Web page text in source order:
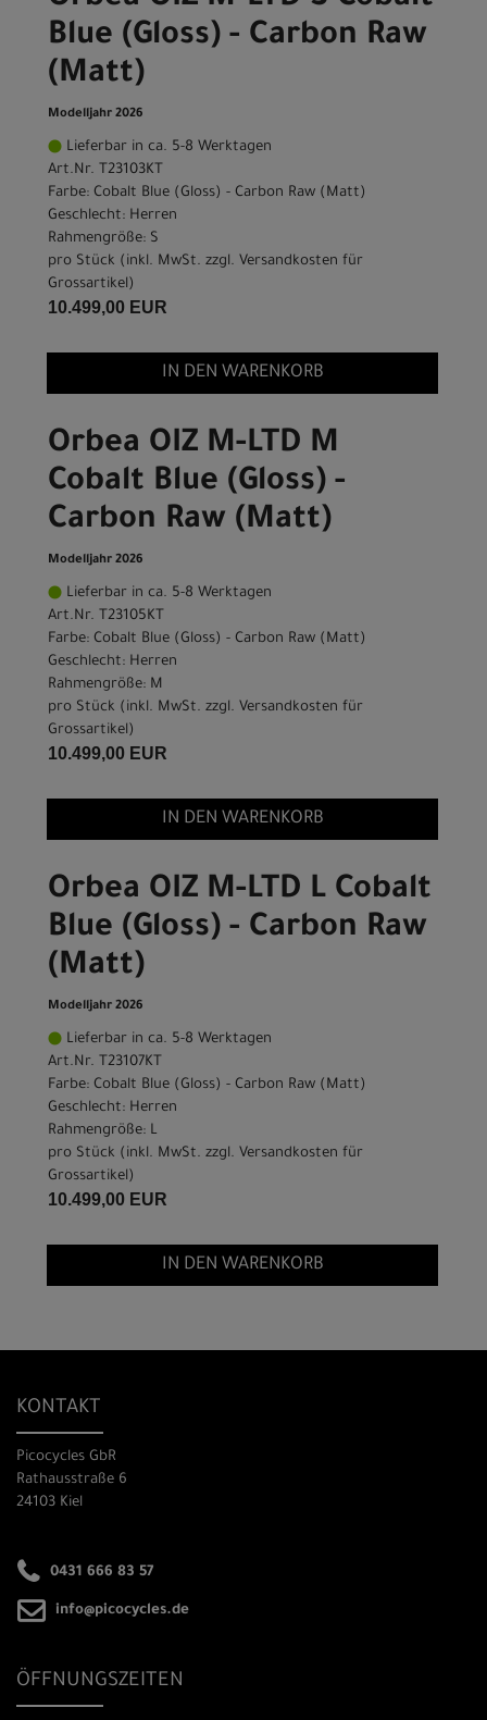
Blue (Gloss) - Carbon Raw
(Matt)
Modelljahr 2026
Lieferbar in ca. 5-8 Werktagen
Art.Nr. T23103KT
Farbe: Cobalt Blue (Gloss) - Carbon Raw (Matt)
Geschlecht: Herren
Rahmengröße: S
pro Stück (inkl. MwSt. zzgl. Versandkosten für
Grossartikel)
10.499,00 EUR
IN DEN WARENKORB
Orbea OIZ M-LTD M
Cobalt Blue (Gloss) -
Carbon Raw (Matt)
Modelljahr 2026
Lieferbar in ca. 5-8 Werktagen
Art.Nr. T23105KT
Farbe: Cobalt Blue (Gloss) - Carbon Raw (Matt)
Geschlecht: Herren
Rahmengröße: M
pro Stück (inkl. MwSt. zzgl. Versandkosten für
Grossartikel)
10.499,00 EUR
IN DEN WARENKORB
Orbea OIZ M-LTD L Cobalt
Blue (Gloss) - Carbon Raw
(Matt)
Modelljahr 2026
Lieferbar in ca. 5-8 Werktagen
Art.Nr. T23107KT
Farbe: Cobalt Blue (Gloss) - Carbon Raw (Matt)
Geschlecht: Herren
Rahmengröße: L
pro Stück (inkl. MwSt. zzgl. Versandkosten für
Grossartikel)
10.499,00 EUR
IN DEN WARENKORB
KONTAKT
Picocycles GbR
Rathausstraße 6
24103 Kiel
0431 666 83 57
info@picocycles.de
ÖFFNUNGSZEITEN